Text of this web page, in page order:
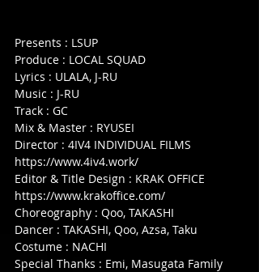
Presents : LSUP
Produce : LOCAL SQUAD
Lyrics : ULALA, J-RU
Music : J-RU
Track : GC
Mix & Master : RYUSEI
Director : 4IV4 INDIVIDUAL FILMS
https://www.4iv4.work/
Editor & Title Design : KRAK OFFICE
https://www.krakoffice.com/
Choreography : Qoo, TAKASHI
Dancer : TAKASHI, Qoo, Azsa, Taku
Costume : NACHI
Special Thanks : Emi, Masugata Family